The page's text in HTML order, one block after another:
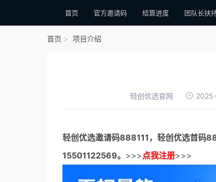
首页 官方邀请码 结算进度 团队长扶
首页 项目介绍
轻创优选官网
轻创优选邀请码888111， 轻创优选首码
15501122569。 >>>点我注册>>>